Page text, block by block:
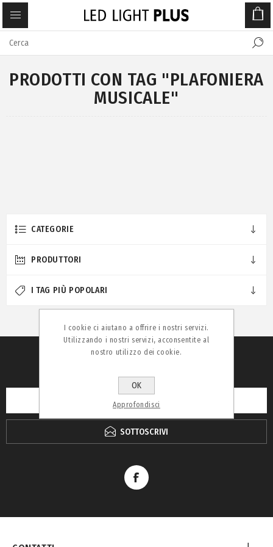
PRODOTTI CON TAG "PLAFONIERA
MUSICALE"
CATEGORIE
PRODUTTORI
I TAG PIÙ POPOLARI
SOTTOSCRIVI
I cookie ci aiutano a offrire i nostri servizi.
Utilizzando i nostri servizi, acconsentite al
nostro utilizzo dei cookie.
OK
Approfondisci